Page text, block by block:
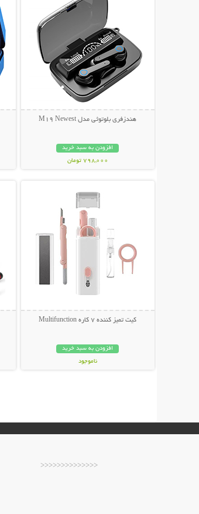
هندزفری بلوتوثی مدل M19 Newest
افزودن به سبد خرید
798,000 تومان
کیت تمیز کننده 7 کاره Multifunction
افزودن به سبد خرید
ناموجود
<<<<<<<<<<<<<<